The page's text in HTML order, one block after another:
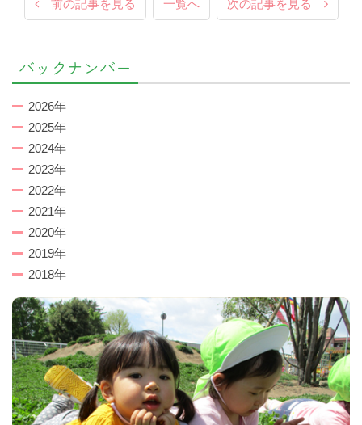
前の記事を見る 一覧へ 次の記事を見る
バックナンバー
2026年
2025年
2024年
2023年
2022年
2021年
2020年
2019年
2018年